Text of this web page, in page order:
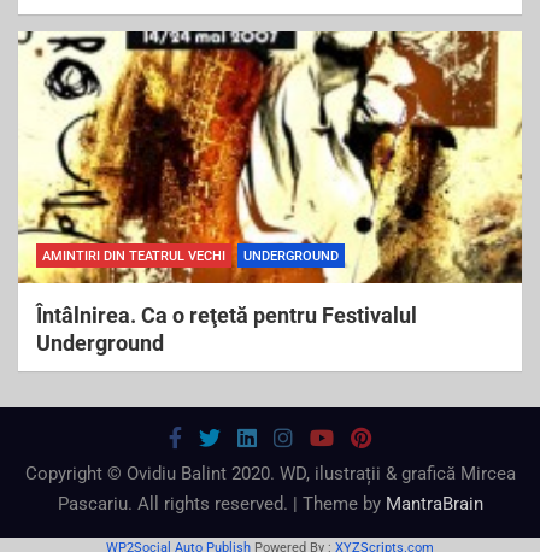
AMINTIRI DIN TEATRUL VECHI UNDERGROUND
Întâlnirea. Ca o reţetă pentru Festivalul
Underground
Copyright © Ovidiu Balint 2020. WD, ilustrații & grafică Mircea
Pascariu. All rights reserved. | Theme by MantraBrain
WP2Social Auto Publish Powered By : XYZScripts.com